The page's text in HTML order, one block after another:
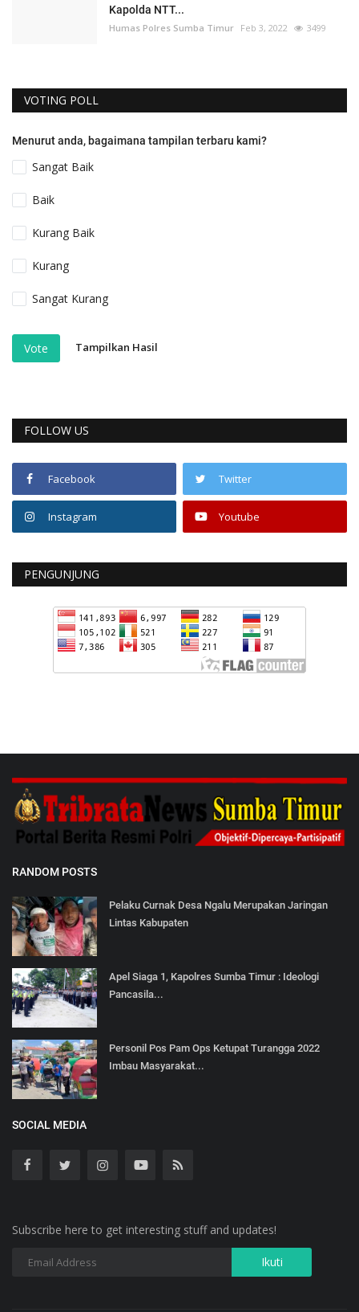
Kapolda NTT...
Humas Polres Sumba Timur Feb 3, 2022 3499
VOTING POLL
Menurut anda, bagaimana tampilan terbaru kami?
Sangat Baik
Baik
Kurang Baik
Kurang
Sangat Kurang
Vote Tampilkan Hasil
FOLLOW US
Facebook Twitter
Instagram Youtube
PENGUNJUNG
RANDOM POSTS
Pelaku Curnak Desa Ngalu Merupakan Jaringan
Lintas Kabupaten
Apel Siaga 1, Kapolres Sumba Timur : Ideologi
Pancasila...
Personil Pos Pam Ops Ketupat Turangga 2022
Imbau Masyarakat...
SOCIAL MEDIA
Subscribe here to get interesting stuff and updates!